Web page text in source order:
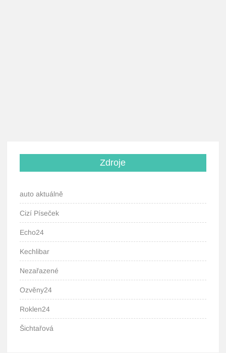
Zdroje
auto aktuálně
Cizí Píseček
Echo24
Kechlibar
Nezařazené
Ozvěny24
Roklen24
Šichtařová